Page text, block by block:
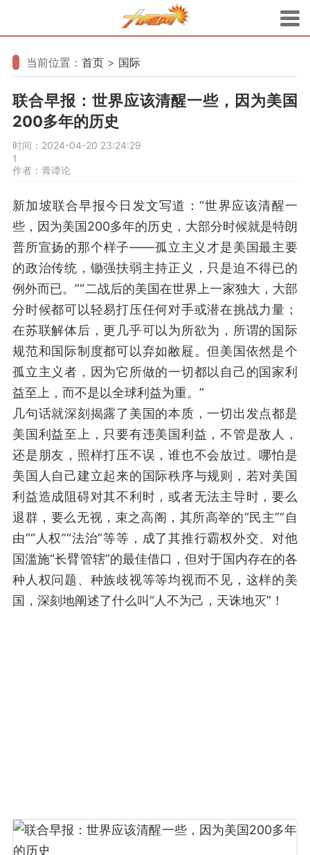
当前位置： 首页 > 国际
联合早报：世界应该清醒一些，因为美国
200多年的历史
时间：2024-04-20 23:24:29
1
作者：青谭论
新加坡联合早报今日发文写道：“世界应该清醒一
些，因为美国200多年的历史，大部分时候就是特朗
普所宣扬的那个样子——孤立主义才是美国最主要
的政治传统，锄强扶弱主持正义，只是迫不得已的
例外而已。”“二战后的美国在世界上一家独大，大部
分时候都可以轻易打压任何对手或潜在挑战力量；
在苏联解体后，更几乎可以为所欲为，所谓的国际
规范和国际制度都可以弃如敝屣。但美国依然是个
孤立主义者，因为它所做的一切都以自己的国家利
益至上，而不是以全球利益为重。”
几句话就深刻揭露了美国的本质，一切出发点都是
美国利益至上，只要有违美国利益，不管是敌人，
还是朋友，照样打压不误，谁也不会放过。哪怕是
美国人自己建立起来的国际秩序与规则，若对美国
利益造成阻碍对其不利时，或者无法主导时，要么
退群，要么无视，束之高阁，其所高举的“民主”“自
由”“人权”“法治”等等，成了其推行霸权外交、对他
国滥施“长臂管辖”的最佳借口，但对于国内存在的各
种人权问题、种族歧视等等均视而不见，这样的美
国，深刻地阐述了什么叫“人不为己，天诛地灭”！